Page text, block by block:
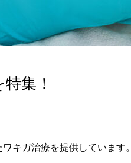
集！
キガ治療を提供しています。